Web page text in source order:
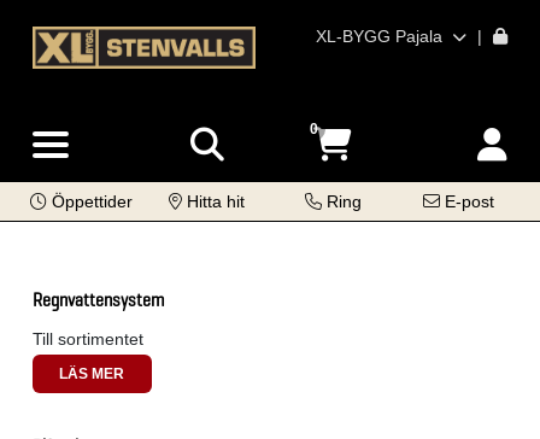
XL-BYGG Pajala |
0
Öppettider Hitta hit Ring E-post
Regnvattensystem
Till sortimentet
LÄS MER